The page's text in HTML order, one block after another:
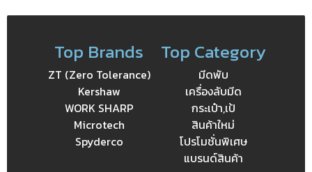
Top Brands
ZT (Zero Tolerance)
Kershaw
WORK SHARP
Microtech
Spyderco
Top Category
มีดพับ
เครื่องลับมีด
กระเป๋า,เป้
สินค้าใหม่
โปรโมชั่นพิเศษ
แบรนด์สินค้า